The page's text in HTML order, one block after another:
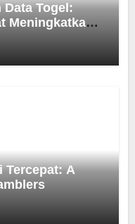
Data Togel:
Meningkatkan
Anda
Tercepat: A